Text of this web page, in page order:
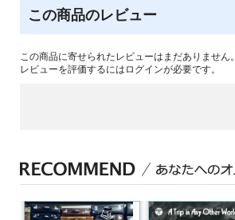
この商品のレビュー
この商品に寄せられたレビューはまだありません。
レビューを評価するには ログインが必要です。